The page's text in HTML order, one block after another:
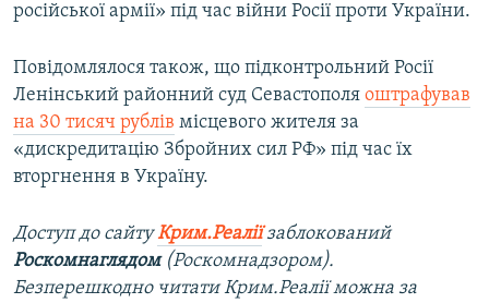
російської армії» під час війни Росії проти України.
Повідомлялося також, що підконтрольний Росії
Ленінський районний суд Севастополя оштрафував
на 30 тисяч рублів місцевого жителя за
«дискредитацію Збройних сил РФ» під час їх
вторгнення в Україну.
Доступ до сайтуКрим.Реаліїзаблокований
Роскомнаглядом (Роскомнадзором).
Безперешкодно читати Крим.Реалії можна за